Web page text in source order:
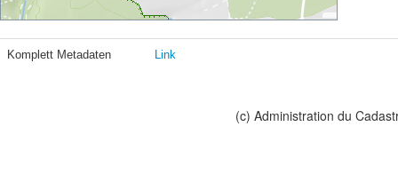
Komplett Metadaten Link
(c) Administration du